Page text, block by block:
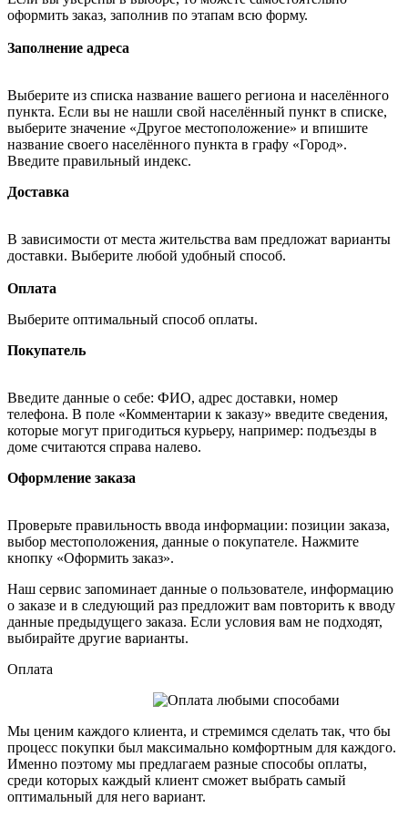
оформить заказ, заполнив по этапам всю форму.
Заполнение адреса
Выберите из списка название вашего региона и населённого
пункта. Если вы не нашли свой населённый пункт в списке,
выберите значение «Другое местоположение» и впишите
название своего населённого пункта в графу «Город».
Введите правильный индекс.
Доставка
В зависимости от места жительства вам предложат варианты
доставки. Выберите любой удобный способ.
Оплата
Выберите оптимальный способ оплаты.
Покупатель
Введите данные о себе: ФИО, адрес доставки, номер
телефона. В поле «Комментарии к заказу» введите сведения,
которые могут пригодиться курьеру, например: подъезды в
доме считаются справа налево.
Оформление заказа
Проверьте правильность ввода информации: позиции заказа,
выбор местоположения, данные о покупателе. Нажмите
кнопку «Оформить заказ».
Наш сервис запоминает данные о пользователе, информацию
о заказе и в следующий раз предложит вам повторить к вводу
данные предыдущего заказа. Если условия вам не подходят,
выбирайте другие варианты.
Оплата
Мы ценим каждого клиента, и стремимся сделать так, что бы
процесс покупки был максимально комфортным для каждого.
Именно поэтому мы предлагаем разные способы оплаты,
среди которых каждый клиент сможет выбрать самый
оптимальный для него вариант.